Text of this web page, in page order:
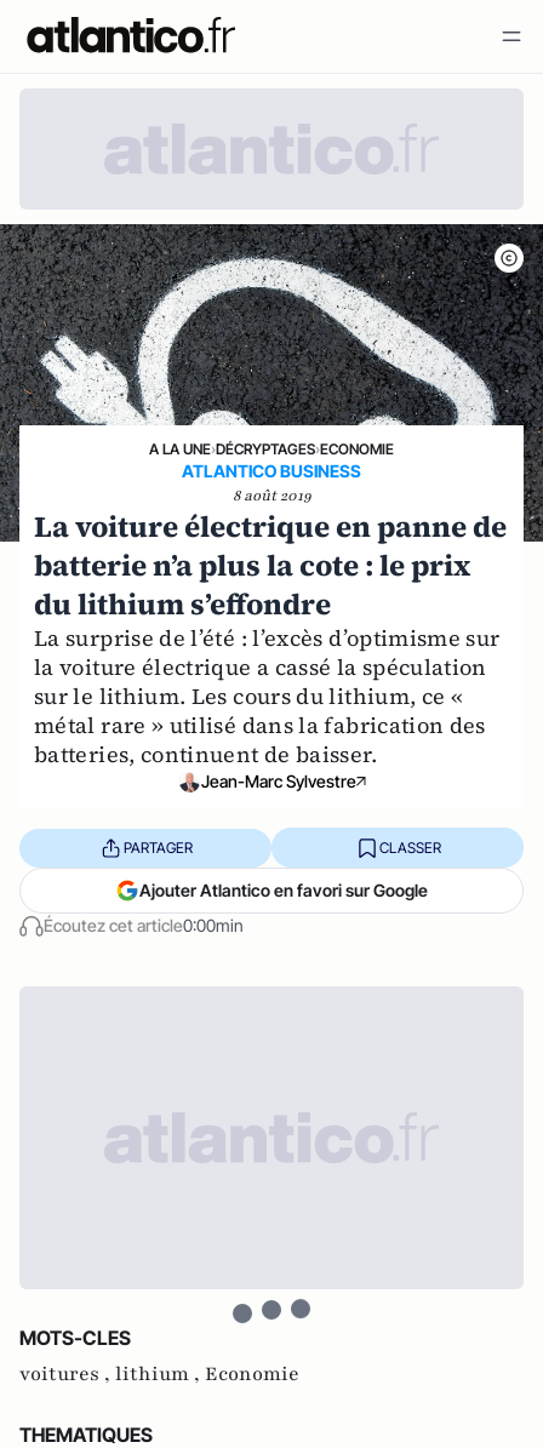
A LA UNE›DÉCRYPTAGES›ECONOMIE
ATLANTICO BUSINESS
8 août 2019
La voiture électrique en panne de
batterie n’a plus la cote : le prix
du lithium s’effondre
La surprise de l’été : l’excès d’optimisme sur
la voiture électrique a cassé la spéculation
sur le lithium. Les cours du lithium, ce «
métal rare » utilisé dans la fabrication des
batteries, continuent de baisser.
Jean-Marc Sylvestre
Écoutez cet article0:00min
PARTAGER CLASSER
Ajouter Atlantico en favori sur Google
MOTS-CLES
voitures , lithium , Economie
THEMATIQUES